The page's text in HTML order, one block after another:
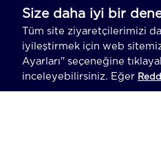
ELYAFLAR
Pamuk
Keten
İpek
Yün
Çocuk Şort Çocuk